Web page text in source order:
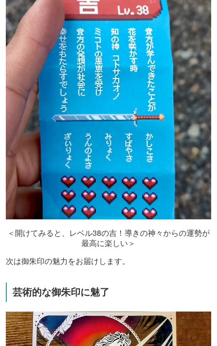
＜開けてみると、レベル38の吉！導きの神々からの運勢が
最高に楽しい＞
次は御朱印の魅力をお届けします。
芸術的な御朱印に魅了